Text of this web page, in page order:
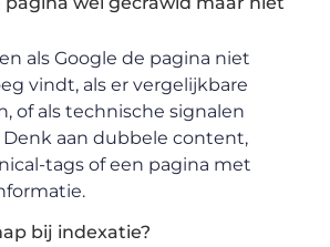
als Google de pagina niet
vindt, als er vergelijkbare
of als technische signalen
Denk aan dubbele content,
tags of een pagina met
bij indexatie?